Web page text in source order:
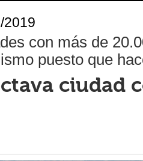
2019
con más de
puesto que
ciudad